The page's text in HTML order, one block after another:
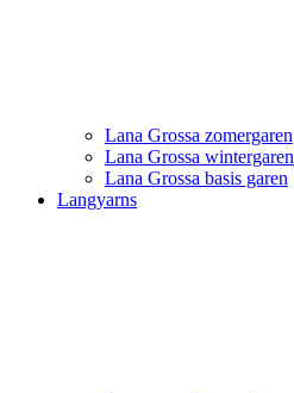
Lana Grossa zomergaren
Lana Grossa wintergaren
Lana Grossa basis garen
Langyarns